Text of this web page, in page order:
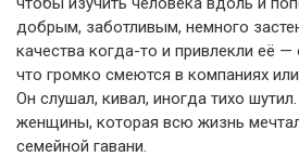
добрым, заботливым, немного
качества когда-то и привлекли её
что громко смеются в компаниях
Он слушал, кивал, иногда тихо
женщины, которая всю жизнь
семейной гавани.